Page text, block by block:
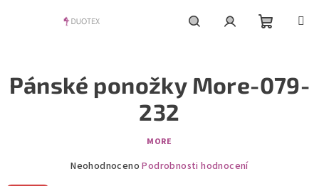
košík
Pánské ponožky More-079-
232
MORE
Průměrné
Neohodnoceno Podrobnosti hodnocení